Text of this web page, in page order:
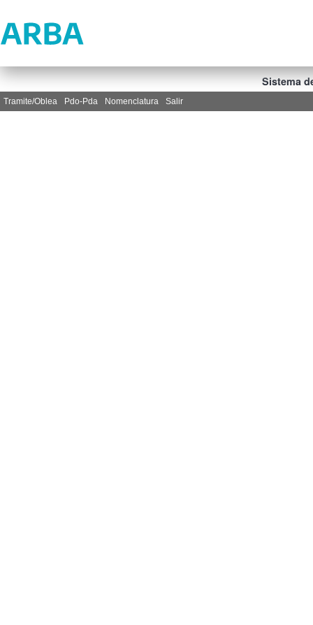
Sistema
Tramite/Oblea Pdo-Pda Nomenclatura Salir